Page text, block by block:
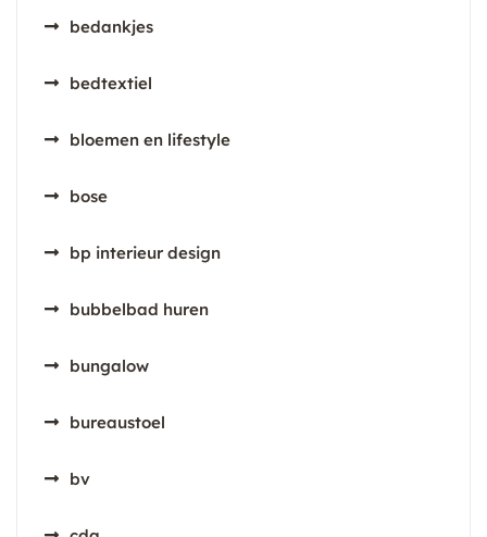
bedankjes
bedtextiel
bloemen en lifestyle
bose
bp interieur design
bubbelbad huren
bungalow
bureaustoel
bv